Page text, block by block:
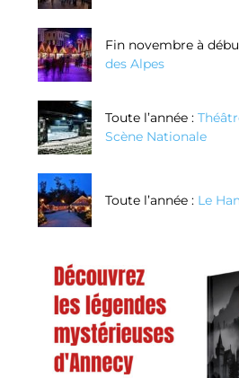
Fin novembre à
des Alpes
Toute l’année :
Scène Nationale
Toute l’année : Le